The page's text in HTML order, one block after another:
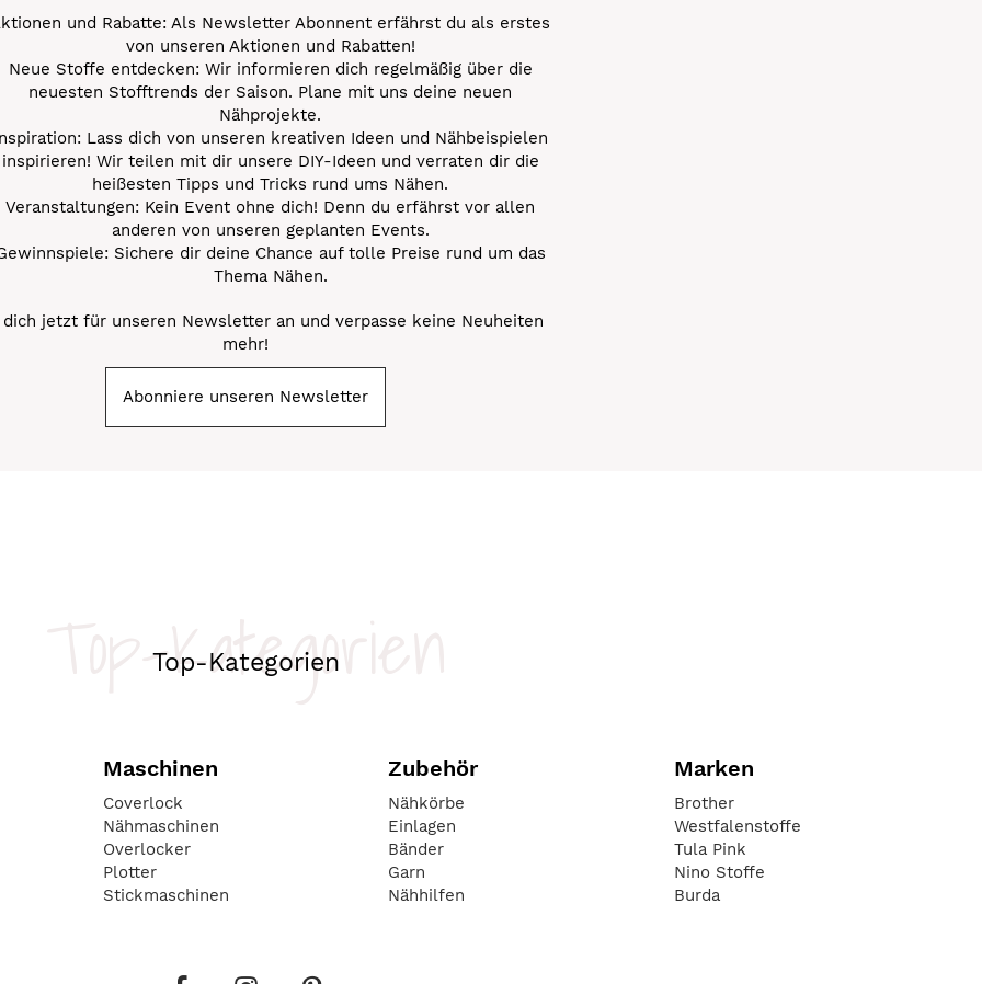
und Rabatte: Als Newsletter Abonnent erfährst du als erstes
von unseren Aktionen und Rabatten!
Neue Stoffe entdecken: Wir informieren dich regelmäßig über die
neuesten Stofftrends der Saison. Plane mit uns deine neuen
Nähprojekte.
Lass dich von unseren kreativen Ideen und Nähbeispielen
inspirieren! Wir teilen mit dir unsere DIY-Ideen und verraten dir die
heißesten Tipps und Tricks rund ums Nähen.
Veranstaltungen: Kein Event ohne dich! Denn du erfährst vor allen
anderen von unseren geplanten Events.
Sichere dir deine Chance auf tolle Preise rund um das
Thema Nähen.
dich jetzt für unseren Newsletter an und verpasse keine Neuheiten
mehr!
Abonniere unseren Newsletter
Top-Kategorien
Top-Kategorien
Maschinen
Coverlock
Nähmaschinen
Overlocker
Plotter
Stickmaschinen
Zubehör
Nähkörbe
Einlagen
Bänder
Garn
Nähhilfen
Marken
Brother
Westfalenstoffe
Tula Pink
Nino Stoffe
Burda